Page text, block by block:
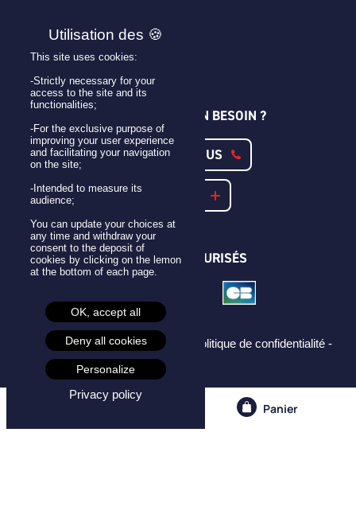
Panier
PLAN DE SITE
Personnaliser son badge
UNE QUESTION ? UN BESOIN ?
CONTACTEZ-NOUS
NOTRE FAQ
PAIEMENTS SÉCURISÉS
Mentions légales -CGU - CGV -
Politique de confidentialité -
Cookies -
This site uses cookies:
-Strictly necessary for your
access to the site and its
functionalities;
-For the exclusive purpose of
improving your user experience
and facilitating your navigation
on the site;
-Intended to measure its
audience;
You can update your choices at
any time and withdraw your
consent to the deposit of
cookies by clicking on the lemon
at the bottom of each page.
OK, accept all
Deny all cookies
Personalize
Privacy policy